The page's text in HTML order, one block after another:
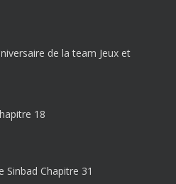
de la team Jeux et
18
Sinbad Chapitre 31